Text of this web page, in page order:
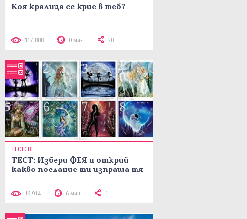
Коя кралица се крие в теб?
117 808 0 мин 20
ТЕСТОВЕ
ТЕСТ: Избери ФЕЯ и открий
какво послание ти изпраща тя
16 914 6 мин 1